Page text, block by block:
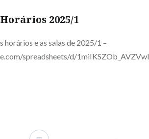
Horários 2025/1
horários e as salas de 2025/1 –
spreadsheets/d/